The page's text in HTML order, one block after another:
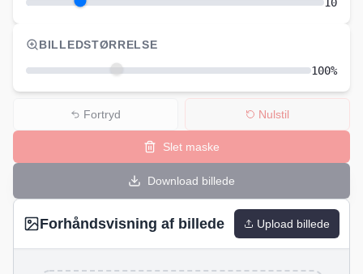
BILLEDSTØRRELSE
100%
Fortryd Nulstil
Slet maske
Download billede
Forhåndsvisning af billede Upload billede